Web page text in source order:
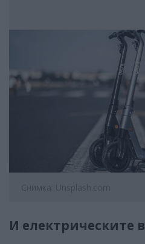
Снимка: Unsplash.com
И електрическите